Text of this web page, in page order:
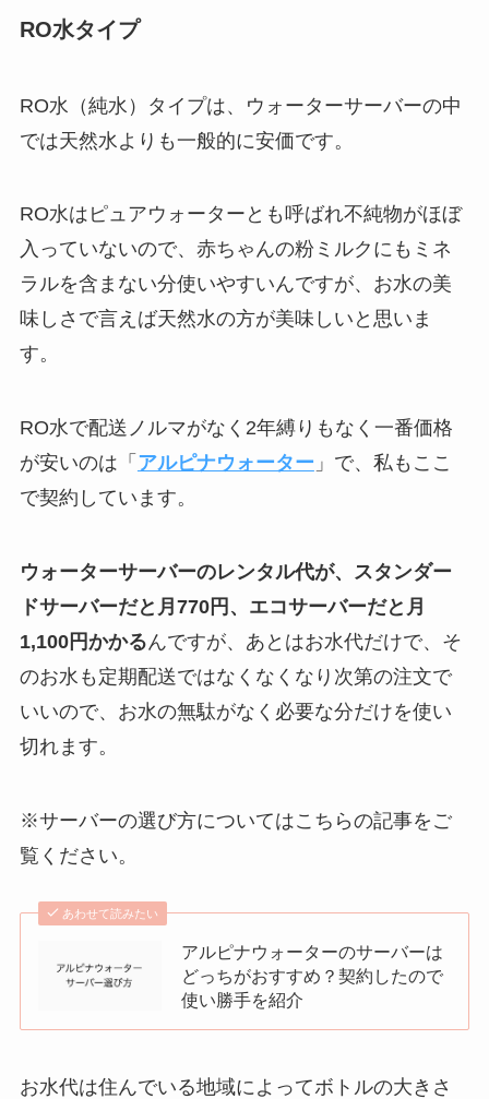
RO水タイプ
RO水（純水）タイプは、ウォーターサーバーの中
では天然水よりも一般的に安価です。
RO水はピュアウォーターとも呼ばれ不純物がほぼ
入っていないので、赤ちゃんの粉ミルクにもミネ
ラルを含まない分使いやすいんですが、お水の美
味しさで言えば天然水の方が美味しいと思いま
す。
RO水で配送ノルマがなく2年縛りもなく一番価格
が安いのは「 アルピナウォーター 」で、私もここ
で契約しています。
ウォーターサーバーのレンタル代が、スタンダー
ドサーバーだと月770円、エコサーバーだと月
1,100円かかるんですが、あとはお水代だけで、そ
のお水も定期配送ではなくなくなり次第の注文で
いいので、お水の無駄がなく必要な分だけを使い
切れます。
※サーバーの選び方についてはこちらの記事をご
覧ください。
あわせて読みたい
アルピナウォーターのサーバーは
どっちがおすすめ？契約したので
使い勝手を紹介
お水代は住んでいる地域によってボトルの大きさ